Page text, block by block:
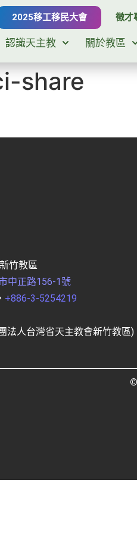
2025移工移民大會 徵才
認識天主教 關於教區
share
竹教區
中正路156-1號
+886-3-5254219
法人台灣省天主教會新竹教區)